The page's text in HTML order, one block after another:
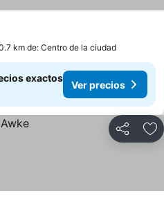
km de: Centro de la ciudad
exactos
Ver precios
Compartir